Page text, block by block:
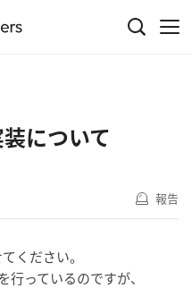
について
報告
ください。
行っているのですが、